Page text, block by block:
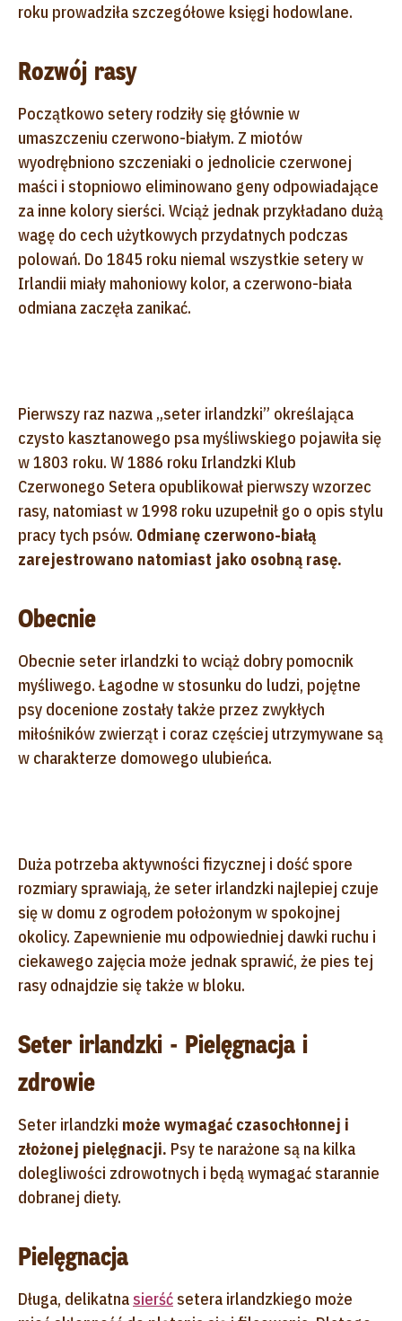
roku prowadziła szczegółowe księgi hodowlane.
Rozwój rasy
Początkowo setery rodziły się głównie w
umaszczeniu czerwono-białym. Z miotów
wyodrębniono szczeniaki o jednolicie czerwonej
maści i stopniowo eliminowano geny odpowiadające
za inne kolory sierści. Wciąż jednak przykładano dużą
wagę do cech użytkowych przydatnych podczas
polowań. Do 1845 roku niemal wszystkie setery w
Irlandii miały mahoniowy kolor, a czerwono-biała
odmiana zaczęła zanikać.
Pierwszy raz nazwa „seter irlandzki” określająca
czysto kasztanowego psa myśliwskiego pojawiła się
w 1803 roku. W 1886 roku Irlandzki Klub
Czerwonego Setera opublikował pierwszy wzorzec
rasy, natomiast w 1998 roku uzupełnił go o opis stylu
pracy tych psów. Odmianę czerwono-białą
zarejestrowano natomiast jako osobną rasę.
Obecnie
Obecnie seter irlandzki to wciąż dobry pomocnik
myśliwego. Łagodne w stosunku do ludzi, pojętne
psy docenione zostały także przez zwykłych
miłośników zwierząt i coraz częściej utrzymywane są
w charakterze domowego ulubieńca.
Duża potrzeba aktywności fizycznej i dość spore
rozmiary sprawiają, że seter irlandzki najlepiej czuje
się w domu z ogrodem położonym w spokojnej
okolicy. Zapewnienie mu odpowiedniej dawki ruchu i
ciekawego zajęcia może jednak sprawić, że pies tej
rasy odnajdzie się także w bloku.
Seter irlandzki - Pielęgnacja i
zdrowie
Seter irlandzki może wymagać czasochłonnej i
złożonej pielęgnacji. Psy te narażone są na kilka
dolegliwości zdrowotnych i będą wymagać starannie
dobranej diety.
Pielęgnacja
Długa, delikatna sierść setera irlandzkiego może